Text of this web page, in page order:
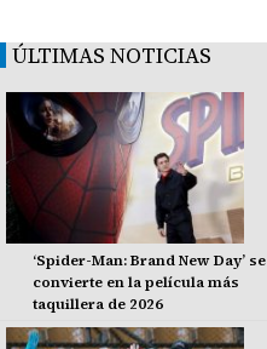
ÚLTIMAS NOTICIAS
‘Spider-Man: Brand New Day’ se
convierte en la película más
taquillera de 2026